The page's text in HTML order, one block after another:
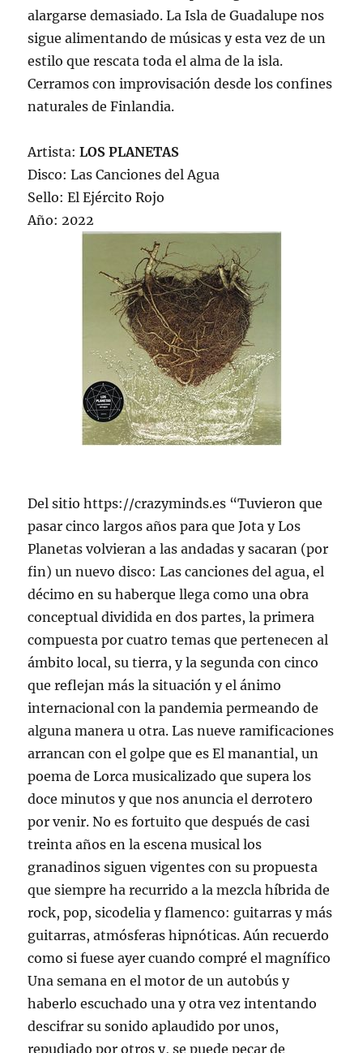
alargarse demasiado. La Isla de Guadalupe nos
sigue alimentando de músicas y esta vez de un
estilo que rescata toda el alma de la isla.
Cerramos con improvisación desde los confines
naturales de Finlandia.
Artista:LOS PLANETAS
Disco: Las Canciones del Agua
Sello: El Ejército Rojo
Año: 2022
Del sitio https://crazyminds.es “Tuvieron que
pasar cinco largos años para que Jota y Los
Planetas volvieran a las andadas y sacaran (por
fin) un nuevo disco: Las canciones del agua, el
décimo en su haberque llega como una obra
conceptual dividida en dos partes, la primera
compuesta por cuatro temas que pertenecen al
ámbito local, su tierra, y la segunda con cinco
que reflejan más la situación y el ánimo
internacional con la pandemia permeando de
alguna manera u otra. Las nueve ramificaciones
arrancan con el golpe que es El manantial, un
poema de Lorca musicalizado que supera los
doce minutos y que nos anuncia el derrotero
por venir. No es fortuito que después de casi
treinta años en la escena musical los
granadinos siguen vigentes con su propuesta
que siempre ha recurrido a la mezcla híbrida de
rock, pop, sicodelia y flamenco: guitarras y más
guitarras, atmósferas hipnóticas. Aún recuerdo
como si fuese ayer cuando compré el magnífico
Una semana en el motor de un autobús y
haberlo escuchado una y otra vez intentando
descifrar su sonido aplaudido por unos,
repudiado por otros y, se puede pecar de